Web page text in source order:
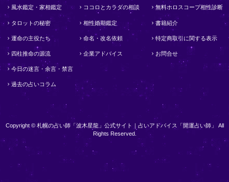
風水鑑定・家相鑑定
タロットの秘密
運命の主役たち
四柱推命の源流
今日の迷言・余言・禁言
過去の占いコラム
ココロとカラダの相談
相性婚期鑑定
命名・改名依頼
企業アドバイス
無料ホロスコープ相性診断
書籍紹介
特定商取引に関する表示
お問合せ
Copyright © 札幌の占い師「波木星龍」公式サイト｜占いアドバイス「開運占い師」 All
Rights Reserved.